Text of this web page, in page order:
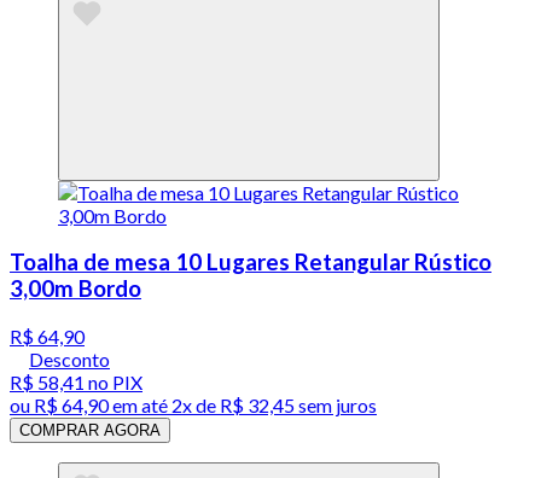
Toalha de mesa 10 Lugares Retangular Rústico
3,00m Bordo
R$ 64,90
Desconto
R$ 58,41 no PIX
ou R$ 64,90em até 2x de R$ 32,45 sem juros
COMPRAR AGORA